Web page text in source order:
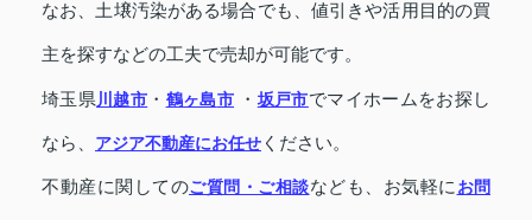
なお、土壌汚染がある場合でも、値引きや活用目的の買
主を探すなどの工夫で売却が可能です。
埼玉県川越市 ・ 鶴ヶ島市 ・ 坂戸市でマイホームをお探し
なら、 アジア不動産にお任せ ください。
不動産に関してのご質問・ご相談なども、お気軽にお問